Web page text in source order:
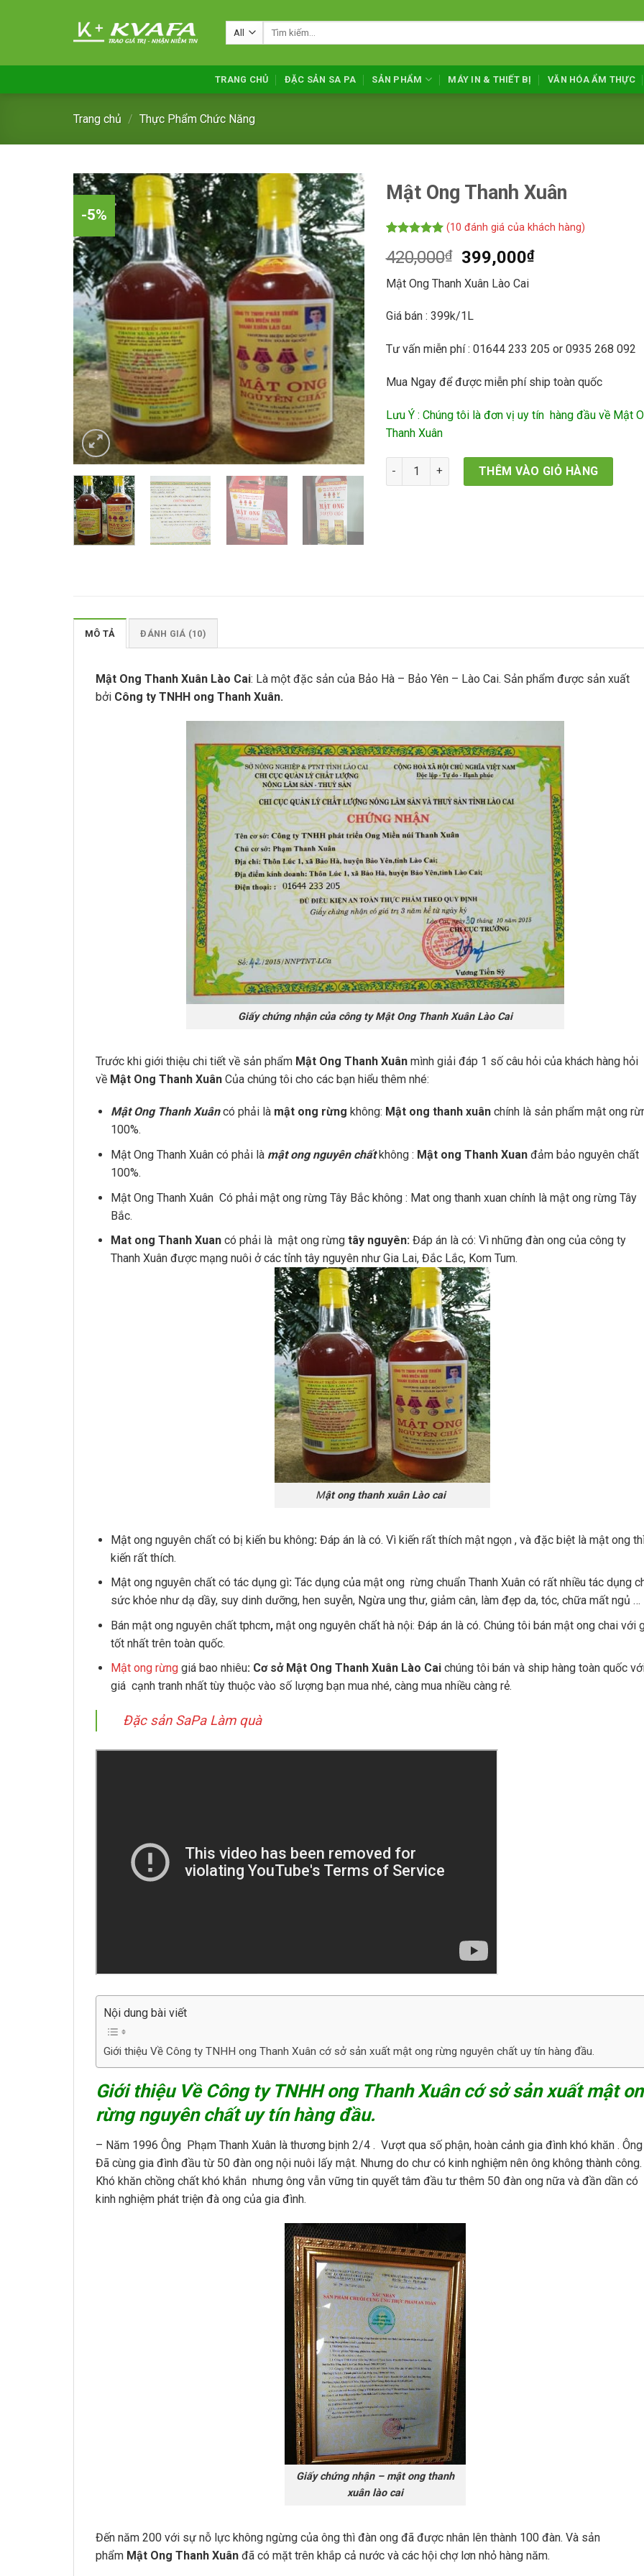
Tìm
TRANG CHỦ ĐẶC SẢN SA PA SẢN PHẨM MÁY IN & THIẾT BỊ VĂN HÓA ẨM THỰC
Trang chủ / Thực Phẩm Chức Năng
-5%
Mật Ong Thanh Xuân
dựa trên
đánh giá
(10 đánh giá của khách hàng)
420,000₫
Giá
gốc
là:
420,000₫.
399,000₫Giá
Mật Ong Thanh Xuân Lào Cai
Giá bán : 399k/1L
Tư vấn miễn phí : 01644 233 205 or 0935 268 092
Mua Ngay để được miễn phí ship toàn quốc
Lưu Ý : Chúng tôi là đơn vị uy tín hàng đầu về Mật
Thanh Xuân
Mật Ong Thanh Xuân số lượngTHÊM VÀO GIỎ HÀNG
MÔ TẢ ĐÁNH GIÁ (10)
Mật Ong Thanh Xuân Lào Cai: Là một đặc sản của Bảo Hà – Bảo Yên – Lào Cai. Sản phẩm được sản xuất
bởi Công ty TNHH ong Thanh Xuân.
Giấy chứng nhận của công ty Mật Ong Thanh Xuân Lào Cai
Trước khi giới thiệu chi tiết về sản phẩm Mật Ong Thanh Xuân mình giải đáp 1 số câu hỏi của khách hàng hỏi
về Mật Ong Thanh Xuân Của chúng tôi cho các bạn hiểu thêm nhé:
Mật Ong Thanh Xuân có phải là mật ong rừng không: Mật ong thanh xuânchính là sản phẩm mật ong
100%.
Mật Ong Thanh Xuân có phải là mật ong nguyên chấtkhông : Mật ong Thanh Xuanđảm bảo nguyên chất
100%.
Mật Ong Thanh Xuân Có phải mật ong rừng Tây Bắc không : Mat ong thanh xuan chính là mật ong rừng Tây
Bắc.
Mat ong Thanh Xuancó phải là mật ong rừng tây nguyên: Đáp án là có: Vì những đàn ong của công ty
Thanh Xuân được mạng nuôi ở các tỉnh tây nguyên như Gia Lai, Đắc Lắc, Kom Tum.
Mật ong thanh xuân Lào cai
Mật ong nguyên chất có bị kiến bu không: Đáp án là có. Vì kiến rất thích mật ngọn , và đặc biệt là mật ong
kiến rất thích.
Mật ong nguyên chất có tác dụng gì:Tác dụng của mật ong rừng chuẩn Thanh Xuân có rất nhiều tác dụng
sức khỏe như dạ dầy, suy dinh dưỡng, hen suyễn, Ngừa ung thư, giảm cân, làm đẹp da, tóc, chữa mất ngủ …
Bán mật ong nguyên chất tphcm, mật ong nguyên chất hà nội: Đáp án là có. Chúng tôi bán mật ong chai với
tốt nhất trên toàn quốc.
Mật ong rừnggiá bao nhiêu: Cơ sở Mật Ong Thanh Xuân Lào Cai chúng tôi bán và ship hàng toàn quốc
giá cạnh tranh nhất tùy thuộc vào số lượng bạn mua nhé, càng mua nhiều càng rẻ.
Đặc sản SaPa Làm quà
Nội dung bài viết
Giới thiệu Về Công ty TNHH ong Thanh Xuân cớ sở sản xuất mật ong rừng nguyên chất uy tín hàng đầu.
Giới thiệu Về Công ty TNHH ong Thanh Xuân cớ sở sản xuất mật
rừng nguyên chất uy tín hàng đầu.
– Năm 1996 Ông Phạm Thanh Xuân là thương bịnh 2/4 . Vượt qua số phận, hoàn cảnh gia đình khó khăn . Ông
Đã cùng gia đình đầu từ 50 đàn ong nội nuôi lấy mật. Nhưng do chư có kinh nghiệm nên ông không thành công.
Khó khăn chồng chất khó khắn nhưng ông vẫn vững tin quyết tâm đầu tư thêm 50 đàn ong nữa và đần dần có
kinh nghiệm phát triện đà ong của gia đình.
Giấy chứng nhận – mật ong thanh
xuân lào cai
Đến năm 200 với sự nỗ lực không ngừng của ông thì đàn ong đã được nhân lên thành 100 đàn. Và sản
phẩm Mật Ong Thanh Xuân đã có mặt trên khắp cả nước và các hội chợ lơn nhỏ hàng năm.